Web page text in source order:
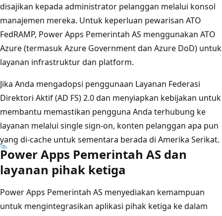
disajikan kepada administrator pelanggan melalui konsol
manajemen mereka. Untuk keperluan pewarisan ATO
FedRAMP, Power Apps Pemerintah AS menggunakan ATO
Azure (termasuk Azure Government dan Azure DoD) untuk
layanan infrastruktur dan platform.
Jika Anda mengadopsi penggunaan Layanan Federasi
Direktori Aktif (AD FS) 2.0 dan menyiapkan kebijakan untuk
membantu memastikan pengguna Anda terhubung ke
layanan melalui single sign-on, konten pelanggan apa pun
yang di-cache untuk sementara berada di Amerika Serikat.
Power Apps Pemerintah AS dan
layanan pihak ketiga
Power Apps Pemerintah AS menyediakan kemampuan
untuk mengintegrasikan aplikasi pihak ketiga ke dalam